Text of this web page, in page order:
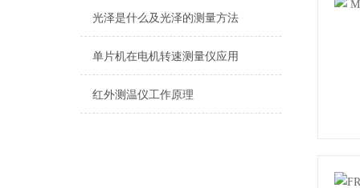
光泽是什么及光泽的测量方法
单片机在电机转速测量仪应用
红外测温仪工作原理